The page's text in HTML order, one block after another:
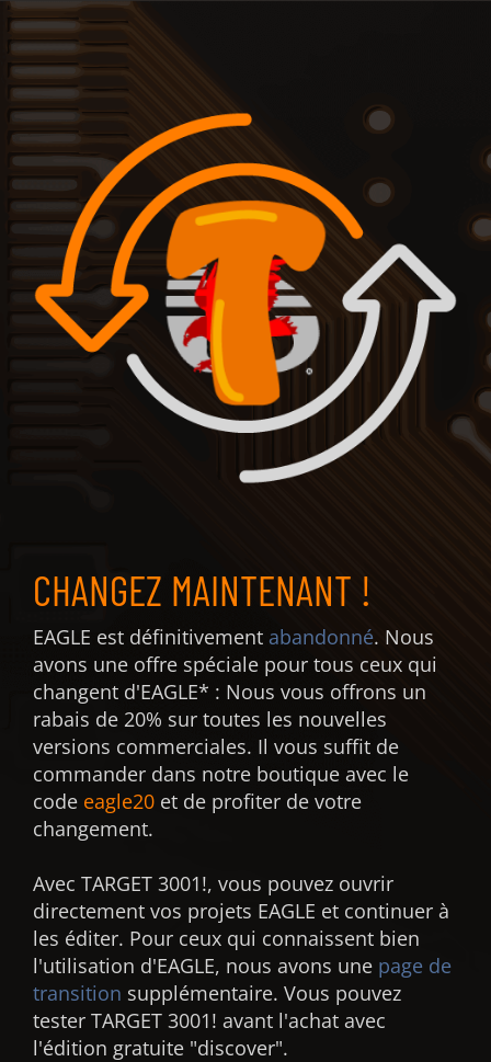
CHANGEZ MAINTENANT !
EAGLE est définitivement abandonné. Nous
avons une offre spéciale pour tous ceux qui
changent d'EAGLE* : Nous vous offrons un
rabais de 20% sur toutes les nouvelles
versions commerciales. Il vous suffit de
commander dans notre boutique avec le
code eagle20 et de profiter de votre
changement.
Avec TARGET 3001!, vous pouvez ouvrir
directement vos projets EAGLE et continuer à
les éditer. Pour ceux qui connaissent bien
l'utilisation d'EAGLE, nous avons une page de
transition supplémentaire. Vous pouvez
tester TARGET 3001! avant l'achat avec
l'édition gratuite "discover".